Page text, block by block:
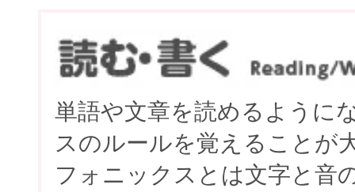
単語や文章を読めるように
スのルールを覚えることが
フォニックスとは文字と音